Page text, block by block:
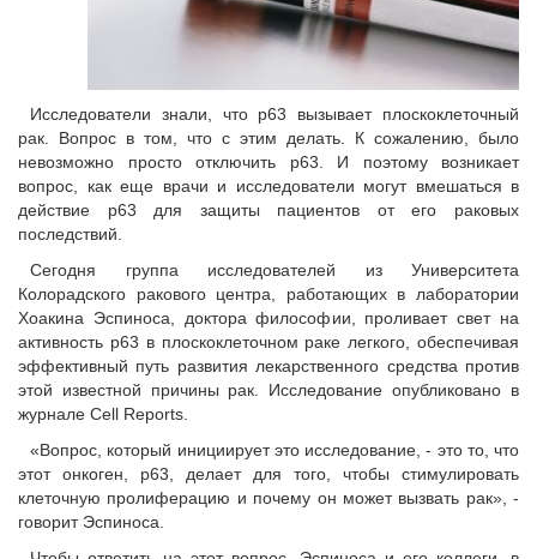
Исследователи знали, что p63 вызывает плоскоклеточный
рак. Вопрос в том, что с этим делать. К сожалению, было
невозможно просто отключить p63. И поэтому возникает
вопрос, как еще врачи и исследователи могут вмешаться в
действие p63 для защиты пациентов от его раковых
последствий.
Сегодня группа исследователей из Университета
Колорадского ракового центра, работающих в лаборатории
Хоакина Эспиноса, доктора философии, проливает свет на
активность р63 в плоскоклеточном раке легкого, обеспечивая
эффективный путь развития лекарственного средства против
этой известной причины рак. Исследование опубликовано в
журнале Cell Reports.
«Вопрос, который инициирует это исследование, - это то, что
этот онкоген, p63, делает для того, чтобы стимулировать
клеточную пролиферацию и почему он может вызвать рак», -
говорит Эспиноса.